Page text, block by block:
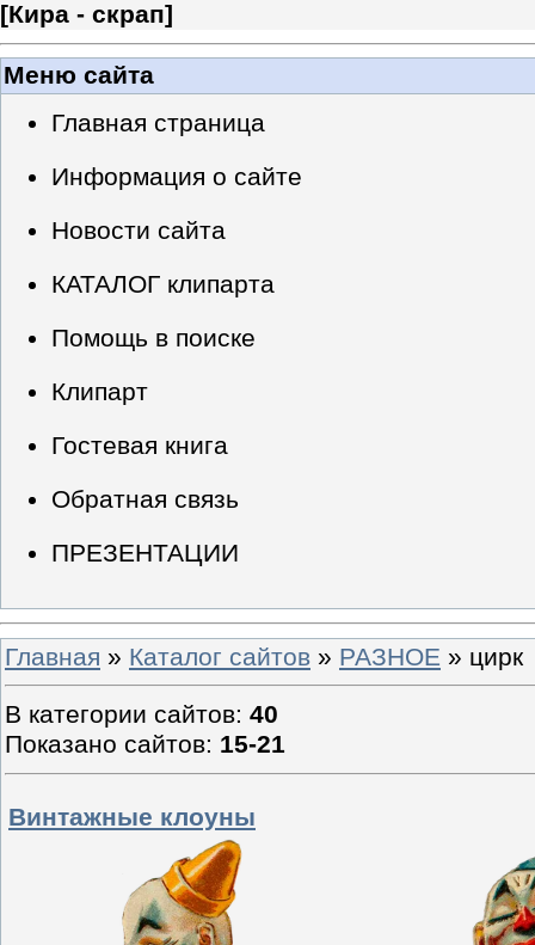
[Кира - скрап]
Меню сайта
Главная страница
Информация о сайте
Новости сайта
КАТАЛОГ клипарта
Помощь в поиске
Клипарт
Гостевая книга
Обратная связь
ПРЕЗЕНТАЦИИ
Главная » Каталог сайтов » РАЗНОЕ » цирк
В категории сайтов: 40
Показано сайтов: 15-21
Винтажные клоуны